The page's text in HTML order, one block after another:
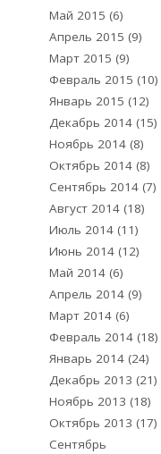
Май 2015 (6)
Апрель 2015 (9)
Март 2015 (9)
Февраль 2015 (10)
Январь 2015 (12)
Декабрь 2014(15)
Ноябрь 2014(8)
Октябрь 2014(8)
Сентябрь 2014(7)
Август 2014(18)
Июль 2014(11)
Июнь 2014(12)
Май 2014(6)
Апрель 2014(9)
Март 2014(6)
Февраль 2014(18)
Январь 2014(24)
Декабрь 2013 (21)
Ноябрь 2013 (18)
Октябрь 2013 (17)
Сентябрь